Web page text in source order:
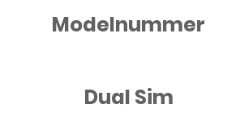
Modelnummer
Dual Sim